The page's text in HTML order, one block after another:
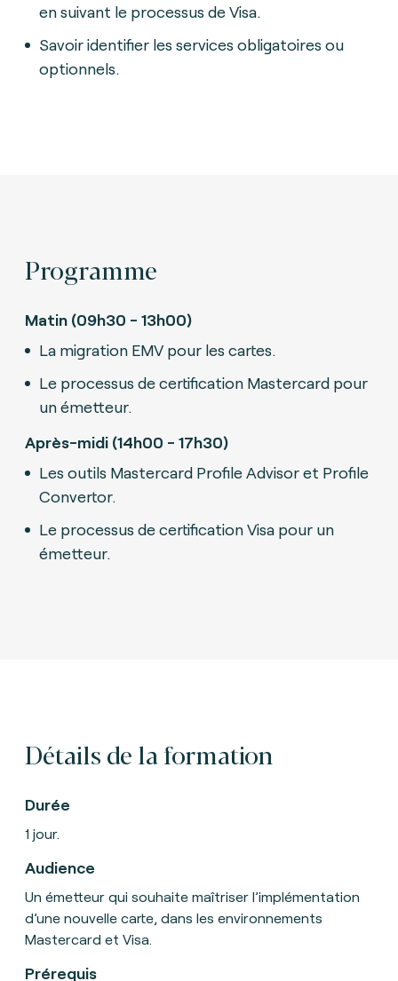
en suivant le processus de Visa.
Savoir identifier les services obligatoires ou
optionnels.
Programme
Matin (09h30 - 13h00)
La migration EMV pour les cartes.
Le processus de certification Mastercard pour
un émetteur.
Après-midi (14h00 - 17h30)
Les outils Mastercard Profile Advisor et Profile
Convertor.
Le processus de certification Visa pour un
émetteur.
Détails de la formation
Durée
1 jour.
Audience
Un émetteur qui souhaite maîtriser l’implémentation
d’une nouvelle carte, dans les environnements
Mastercard et Visa.
Prérequis